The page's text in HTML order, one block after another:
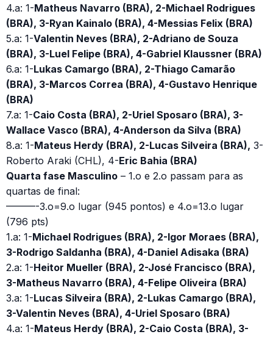
4.a: 1-Matheus Navarro (BRA), 2-Michael Rodrigues
(BRA), 3-Ryan Kainalo (BRA), 4-Messias Felix (BRA)
5.a: 1-Valentin Neves (BRA), 2-Adriano de Souza
(BRA), 3-Luel Felipe (BRA), 4-Gabriel Klaussner (BRA)
6.a: 1-Lukas Camargo (BRA), 2-Thiago Camarão
(BRA), 3-Marcos Correa (BRA), 4-Gustavo Henrique
(BRA)
7.a: 1-Caio Costa (BRA), 2-Uriel Sposaro (BRA), 3-
Wallace Vasco (BRA), 4-Anderson da Silva (BRA)
8.a: 1-Mateus Herdy (BRA), 2-Lucas Silveira (BRA), 3-
Roberto Araki (CHL), 4-Eric Bahia (BRA)
Quarta fase Masculino – 1.o e 2.o passam para as
quartas de final:
———-3.o=9.o lugar (945 pontos) e 4.o=13.o lugar
(796 pts)
1.a: 1-Michael Rodrigues (BRA), 2-Igor Moraes (BRA),
3-Rodrigo Saldanha (BRA), 4-Daniel Adisaka (BRA)
2.a: 1-Heitor Mueller (BRA), 2-José Francisco (BRA),
3-Matheus Navarro (BRA), 4-Felipe Oliveira (BRA)
3.a: 1-Lucas Silveira (BRA), 2-Lukas Camargo (BRA),
3-Valentin Neves (BRA), 4-Uriel Sposaro (BRA)
4.a: 1-Mateus Herdy (BRA), 2-Caio Costa (BRA), 3-